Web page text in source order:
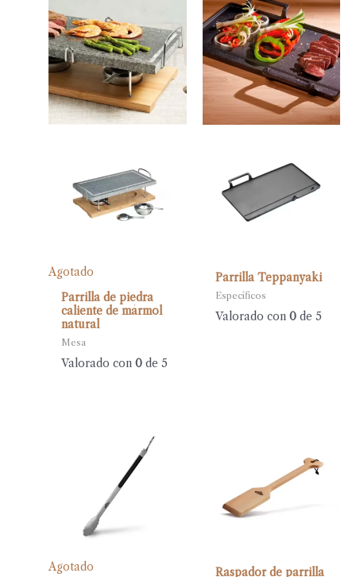
Agotado
Parrilla de piedra
caliente de mármol
natural
Mesa
Valorado con0 de 5
Parrilla Teppanyaki
Específicos
Valorado con 0de 5
Agotado Raspador de parrilla